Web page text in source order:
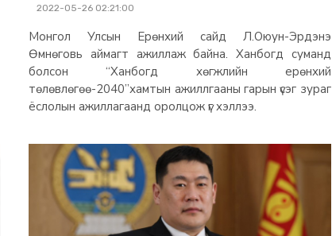
2022-05-26 02:21:00
Монгол Улсын Ерөнхий сайд Л.Оюун-Эрдэнэ
Өмнөговь аймагт ажиллаж байна. Ханбогд суманд
болсон “Ханбогд хөгжлийн ерөнхий
төлөвлөгөө-2040”хамтын ажиллгааны гарын үсэг зураг
ёслолын ажиллагаанд оролцож үг хэллээ.